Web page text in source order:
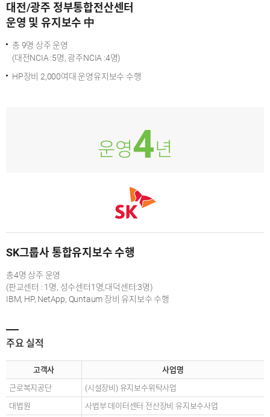
대전/광주 정부통합전산센터
운영 및 유지보수 中
총 9명 상주 운영
(대전NCIA :5명, 광주NCIA :4명)
HP장비 2,000여대 운영유지보수 수행
운영4년
SK그룹사 통합유지보수 수행
총4명 상주 운영
(판교센터 : 1명, 성수센터1명,대덕센터:3명)
IBM, HP, NetApp, Quntaum 장비 유지보수 수행
주요 실적
고객사
사업명
근로복지공단
(시설장비) 유지보수위탁사업
대법원
사법부 데이터센터 전산장비 유지보수사업